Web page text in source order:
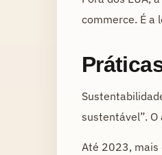
commerce. É a
sustentável”.
Até 2023, mais